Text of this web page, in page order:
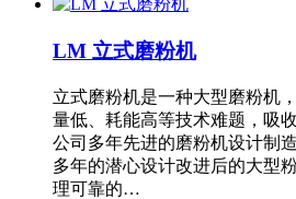
LM 立式磨粉机
立式磨粉机是一种大型磨粉机
量低、耗能高等技术难题，吸
公司多年先进的磨粉机设计制
多年的潜心设计改进后的大型
理可靠的…